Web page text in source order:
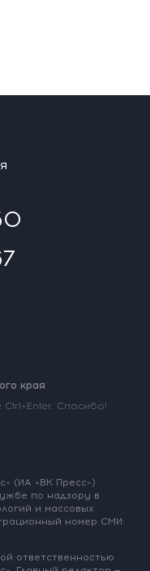
края
Спасибо!
(ИА «ВК Пресс»)
по надзору в
и массовых
номер СМИ:
ответственностью